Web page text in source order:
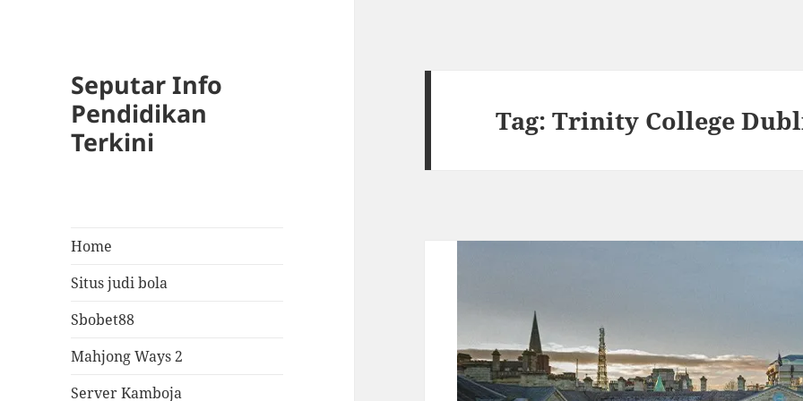
Seputar Info
Pendidikan
Terkini
Home
Situs judi bola
Sbobet88
Mahjong Ways 2
Server Kamboja
Tag:Trinity College